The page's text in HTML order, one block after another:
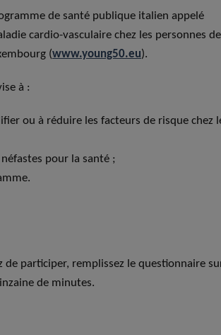
de santé publique italien appelé
cardio-vasculaire chez les personnes de
(www.young50.eu).
à :
ou à réduire les facteurs de risque chez
pour la santé ;
participer, remplissez le questionnaire
de minutes.